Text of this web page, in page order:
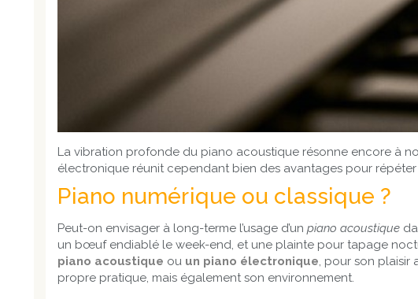
La vibration profonde du piano acoustique résonne encore à
électronique réunit cependant bien des avantages pour répéter
Piano numérique ou classique ?
Peut-on envisager à long-terme l’usage d’unpiano acoustique
un bœuf endiablé le week-end, et une plainte pour tapage
piano acoustique ou un piano électronique, pour son plaisir
propre pratique, mais également son environnement.